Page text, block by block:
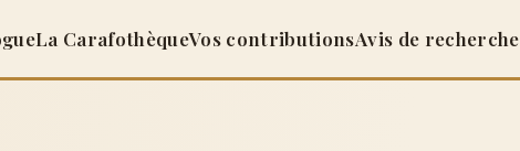
La CarafothèqueVos contributionsAvis de recherche